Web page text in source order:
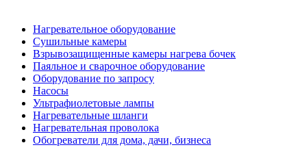
Нагревательное оборудование
Сушильные камеры
Взрывозащищенные камеры нагрева бочек
Паяльное и сварочное оборудование
Оборудование по запросу
Насосы
Ультрафиолетовые лампы
Нагревательные шланги
Нагревательная проволока
Обогреватели для дома, дачи, бизнеса